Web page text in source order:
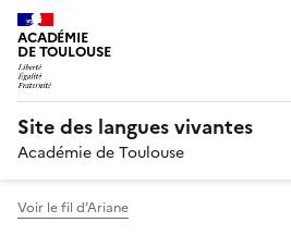
ACADÉMIE
DE TOULOUSE
Site des langues vivantes
Académie de Toulouse
Voir le fil d’Ariane